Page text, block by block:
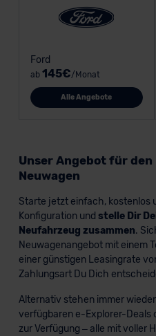
Ford
ab 145€/Monat
Alle Angebote
Unser Angebot für
Neuwagen
Starte jetzt einfach, kostenlos
Konfiguration und stelle Dir
Neufahrzeug zusammen.
Neuwagenangebot mit einem
einer günstigen Leasingrate
Zahlungsart Du Dich
Alternativ stehen immer
verfügbaren e-Explorer-Deals
zur Verfügung – alle mit voller